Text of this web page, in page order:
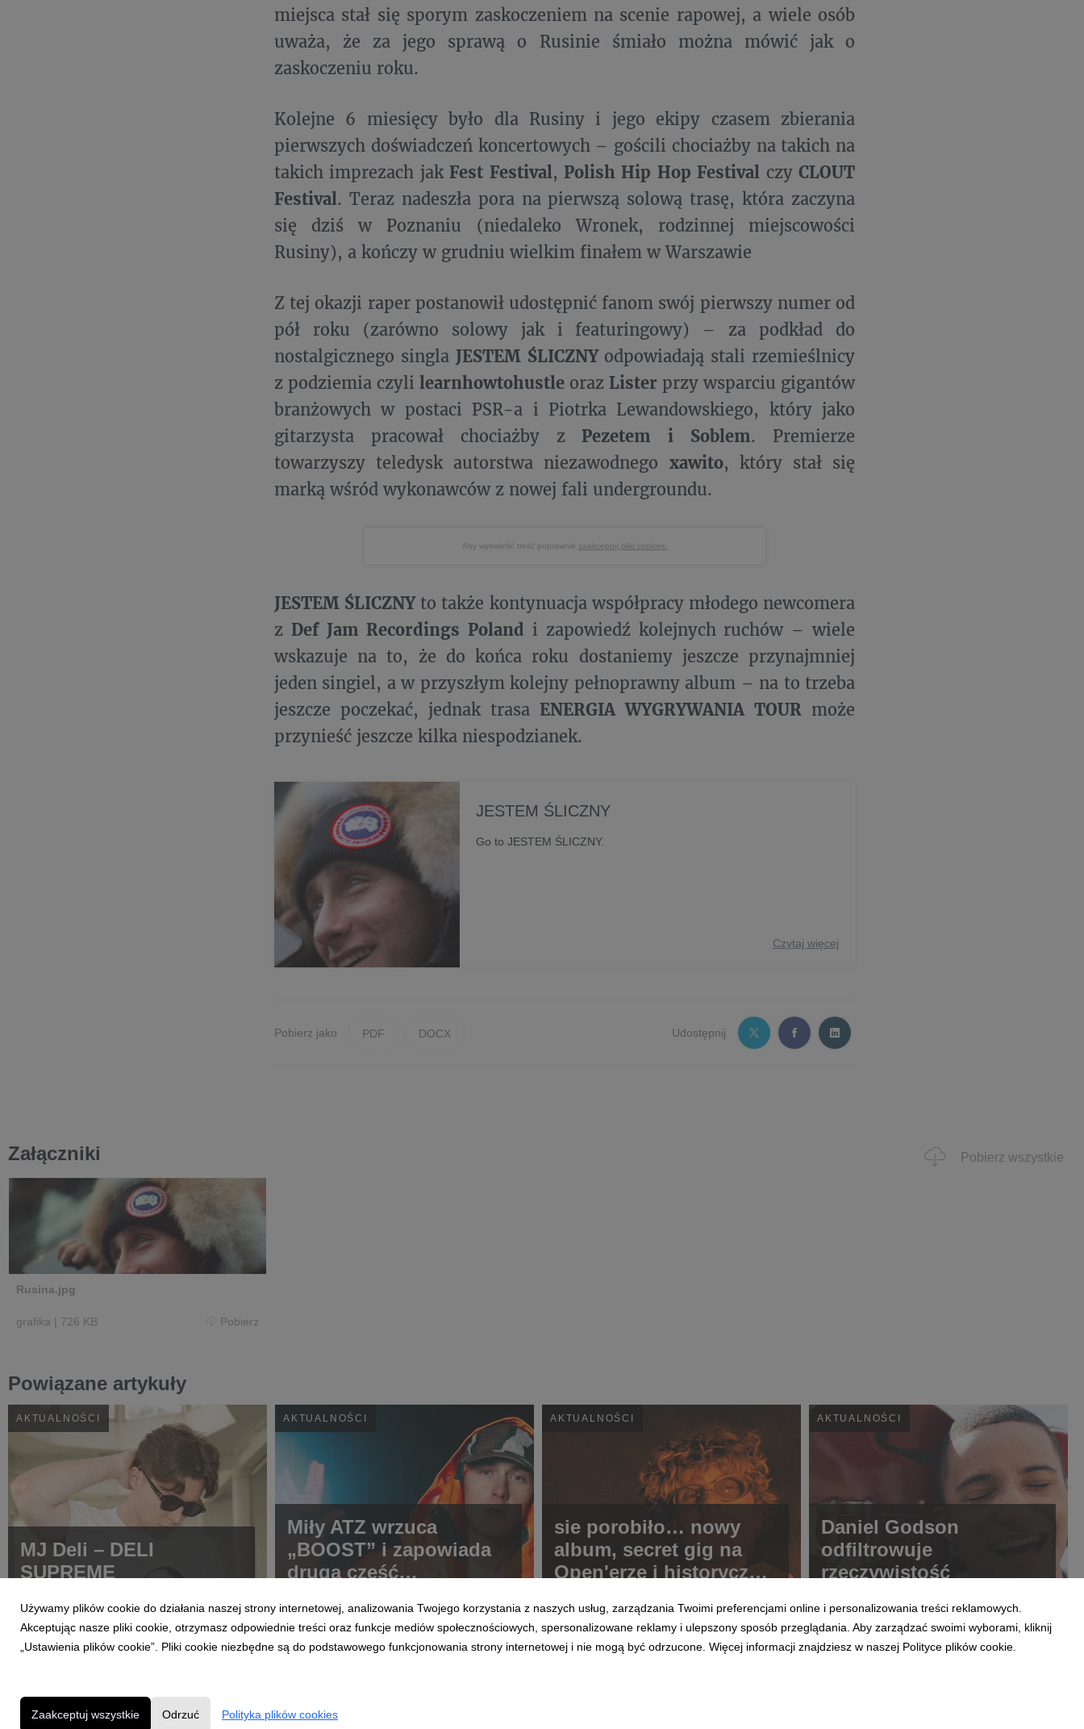
miejsca stał się sporym zaskoczeniem na scenie rapowej, a wiele osób
uważa, że za jego sprawą o Rusinie śmiało można mówić jak o
zaskoczeniu roku.
Kolejne 6 miesięcy było dla Rusiny i jego ekipy czasem zbierania
pierwszych doświadczeń koncertowych – gościli chociażby na takich na
takich imprezach jak Fest Festival, Polish Hip Hop Festival czyCLOUT
Festival. Teraz nadeszła pora na pierwszą solową trasę, która zaczyna
się dziś w Poznaniu (niedaleko Wronek, rodzinnej miejscowości
Rusiny), a kończy w grudniu wielkim finałem w Warszawie
Z tej okazji raper postanowił udostępnić fanom swój pierwszy numer od
pół roku (zarówno solowy jak i featuringowy) – za podkład do
nostalgicznego singla JESTEM ŚLICZNYodpowiadają stali rzemieślnicy
z podziemia czyli learnhowtohustle oraz Lister przy wsparciu gigantów
branżowych w postaci PSR-a i Piotrka Lewandowskiego, który jako
gitarzysta pracował chociażby z Pezetem i Soblem. Premierze
towarzyszy teledysk autorstwa niezawodnego xawito, który stał się
marką wśród wykonawców z nowej fali undergroundu.
Aby wyświetlić treść poprawnie zaakceptuj pliki cookies.
JESTEM ŚLICZNYto także kontynuacja współpracy młodego newcomera
z Def Jam Recordings Poland i zapowiedź kolejnych ruchów – wiele
wskazuje na to, że do końca roku dostaniemy jeszcze przynajmniej
jeden singiel, a w przyszłym kolejny pełnoprawny album – na to trzeba
jeszcze poczekać, jednak trasa ENERGIA WYGRYWANIA TOUR może
przynieść jeszcze kilka niespodzianek.
JESTEM ŚLICZNY
Go to JESTEM ŚLICZNY.
Czytaj więcej
Pobierz jako PDF DOCX Udostępnij
Załączniki Pobierz wszystkie
Rusina.jpg
grafika | 726 KB Pobierz
Powiązane artykuły
AKTUALNOŚCI
MJ Deli – DELI
SUPREME
AKTUALNOŚCI
Miły ATZ wrzuca
„BOOST” i zapowiada
drugą część
AKTUALNOŚCI
sie porobiło… nowy
album, secret gig na
Open'erze i historyczny
Wiśle
AKTUALNOŚCI
Daniel Godson
odfiltrowuje
rzeczywistość
Używamy plików cookie do działania naszej strony internetowej, analizowania Twojego korzystania z naszych usług, zarządzania Twoimi preferencjami online i personalizowania treści reklamowych.
Akceptując nasze pliki cookie, otrzymasz odpowiednie treści oraz funkcje mediów społecznościowych, spersonalizowane reklamy i ulepszony sposób przeglądania. Aby zarządzać swoimi wyborami, kliknij
„Ustawienia plików cookie”. Pliki cookie niezbędne są do podstawowego funkcjonowania strony internetowej i nie mogą być odrzucone. Więcej informacji znajdziesz w naszej Polityce plików cookie.
Zaakceptuj wszystkie Odrzuć Polityka plików cookies